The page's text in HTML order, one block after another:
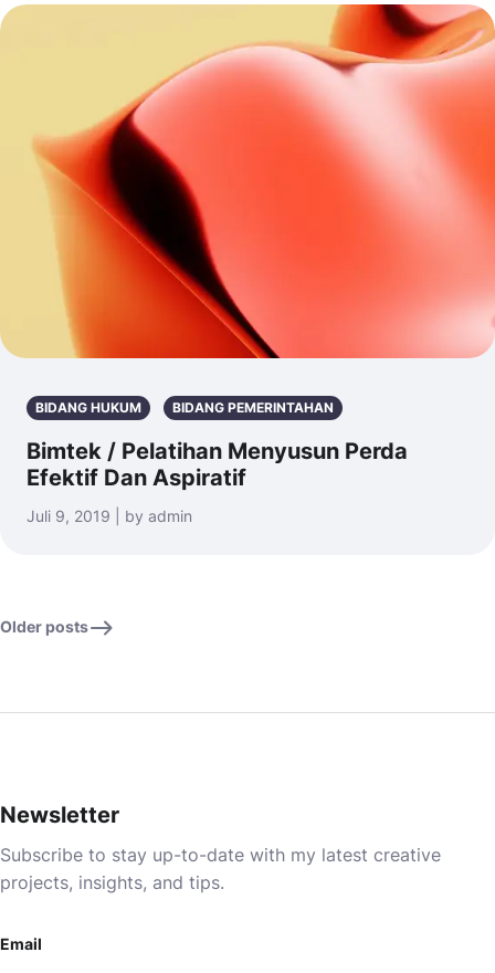
BIDANG HUKUM BIDANG PEMERINTAHAN
Bimtek / Pelatihan Menyusun Perda
Efektif Dan Aspiratif
Juli 9, 2019 | by admin
Older posts
Newsletter
Subscribe to stay up-to-date with my latest creative
projects, insights, and tips.
Email